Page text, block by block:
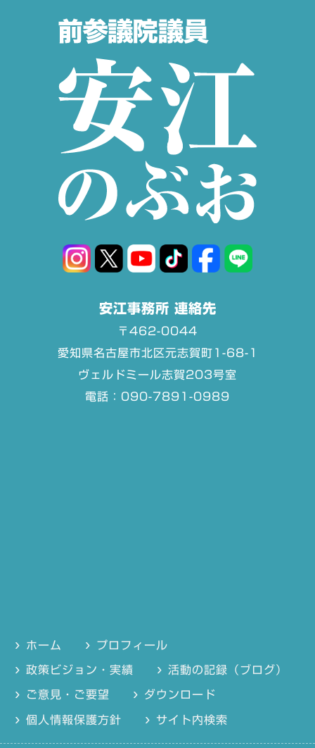
安江事務所 連絡先
〒462-0044
愛知県名古屋市北区元志賀町1-68-1
ヴェルドミール志賀203号室
電話：090-7891-0989
ホーム プロフィール
政策ビジョン・実績 活動の記録（ブログ）
ご意見・ご要望 ダウンロード
個人情報保護方針 サイト内検索